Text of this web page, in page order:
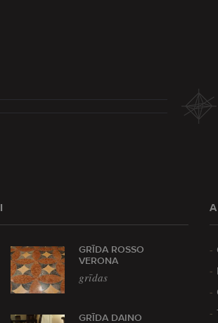
GRĪDA ROSSO
VERONA
grīdas
GRĪDA DAINO